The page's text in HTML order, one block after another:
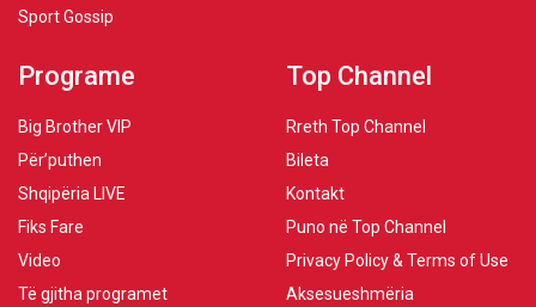
Sport Gossip
Programe
Big Brother VIP
Për’puthen
Shqipëria LIVE
Fiks Fare
Video
Të gjitha programet
Top Channel
Rreth Top Channel
Bileta
Kontakt
Puno në Top Channel
Privacy Policy & Terms of Use
Aksesueshmëria